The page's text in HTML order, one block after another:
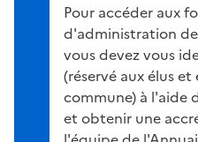
Pour accéder aux
d'administration
vous devez vous
(réservé aux élus
commune) à l'aide
et obtenir une